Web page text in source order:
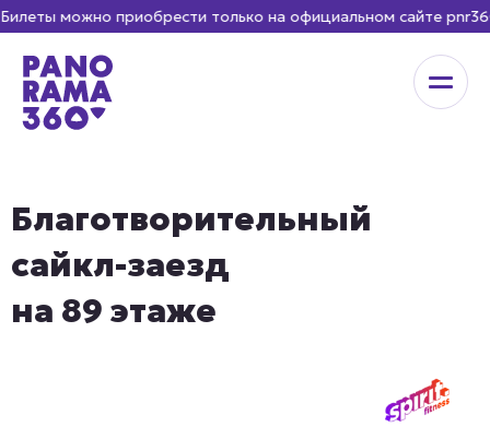
можно приобрести только на официальном сайте
Благотворительный
сайкл-заезд
на 89 этаже